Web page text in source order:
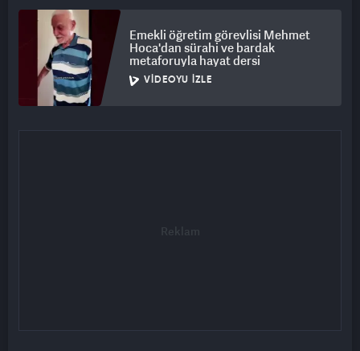
Emekli öğretim görevlisi Mehmet
Hoca'dan sürahi ve bardak
metaforuyla hayat dersi
VIDEOYU İZLE